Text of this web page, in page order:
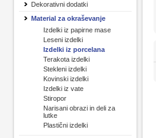
Dekorativni dodatki
Material za okraševanje
Izdelki iz papirne mase
Leseni izdelki
Izdelki iz porcelana
Terakota izdelki
Stekleni izdelki
Kovinski izdelki
Izdelki iz vate
Stiropor
Narisani obrazi in deli za
lutke
Plastični izdelki